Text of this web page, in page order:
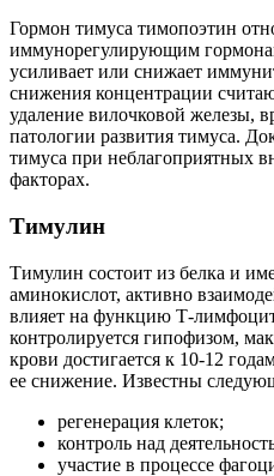
Гормон тимуса тимопоэтин
иммунорегулирующим
усиливает или снижает
снижения концентрации
удаление вилочковой железы,
патологии развития тимуса.
тимуса при неблагоприятных
факторах.
Тимулин
Тимулин состоит из белка и
аминокислот, активно
влияет на функцию Т-
контролируется гипофизом,
крови достигается к 10-12
ее снижение. Известны
регенерация клеток;
контроль над
участие в процессе